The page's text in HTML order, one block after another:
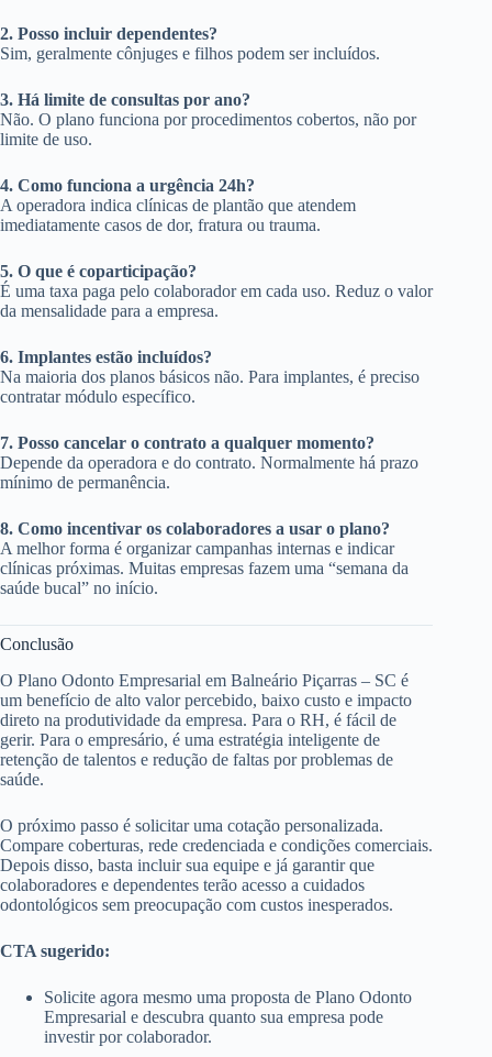
2. Posso incluir dependentes?
Sim, geralmente cônjuges e filhos podem ser incluídos.
3. Há limite de consultas por ano?
Não. O plano funciona por procedimentos cobertos, não por
limite de uso.
4. Como funciona a urgência 24h?
A operadora indica clínicas de plantão que atendem
imediatamente casos de dor, fratura ou trauma.
5. O que é coparticipação?
É uma taxa paga pelo colaborador em cada uso. Reduz o valor
da mensalidade para a empresa.
6. Implantes estão incluídos?
Na maioria dos planos básicos não. Para implantes, é preciso
contratar módulo específico.
7. Posso cancelar o contrato a qualquer momento?
Depende da operadora e do contrato. Normalmente há prazo
mínimo de permanência.
8. Como incentivar os colaboradores a usar o plano?
A melhor forma é organizar campanhas internas e indicar
clínicas próximas. Muitas empresas fazem uma “semana da
saúde bucal” no início.
Conclusão
O Plano Odonto Empresarial em Balneário Piçarras – SC é
um benefício de alto valor percebido, baixo custo e impacto
direto na produtividade da empresa. Para o RH, é fácil de
gerir. Para o empresário, é uma estratégia inteligente de
retenção de talentos e redução de faltas por problemas de
saúde.
O próximo passo é solicitar uma cotação personalizada.
Compare coberturas, rede credenciada e condições comerciais.
Depois disso, basta incluir sua equipe e já garantir que
colaboradores e dependentes terão acesso a cuidados
odontológicos sem preocupação com custos inesperados.
CTA sugerido:
Solicite agora mesmo uma proposta de Plano Odonto
Empresarial e descubra quanto sua empresa pode
investir por colaborador.